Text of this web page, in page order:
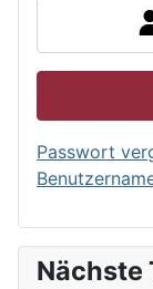
Passwort
Nächste